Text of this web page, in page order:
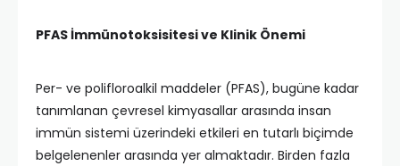
PFAS İmmünotoksisitesi ve Klinik Önemi
Per- ve polifloroalkil maddeler (PFAS), bugüne kadar
tanımlanan çevresel kimyasallar arasında insan
immün sistemi üzerindeki etkileri en tutarlı biçimde
belgelenenler arasında yer almaktadır. Birden fazla